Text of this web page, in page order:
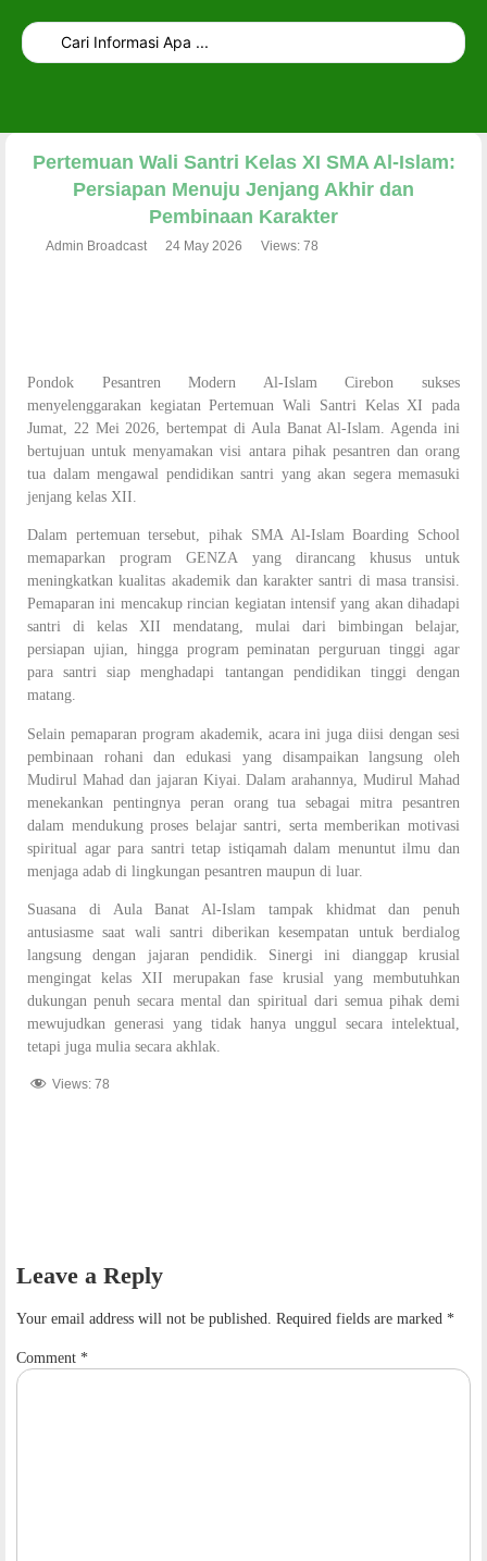
Pertemuan Wali Santri Kelas XI SMA Al-Islam:
Persiapan Menuju Jenjang Akhir dan
Pembinaan Karakter
Admin Broadcast 24 May 2026 Views: 78
Pondok Pesantren Modern Al-Islam Cirebon sukses
menyelenggarakan kegiatan Pertemuan Wali Santri Kelas XI pada
Jumat, 22 Mei 2026, bertempat di Aula Banat Al-Islam. Agenda ini
bertujuan untuk menyamakan visi antara pihak pesantren dan orang
tua dalam mengawal pendidikan santri yang akan segera memasuki
jenjang kelas XII.
Dalam pertemuan tersebut, pihak SMA Al-Islam Boarding School
memaparkan program GENZA yang dirancang khusus untuk
meningkatkan kualitas akademik dan karakter santri di masa transisi.
Pemaparan ini mencakup rincian kegiatan intensif yang akan dihadapi
santri di kelas XII mendatang, mulai dari bimbingan belajar,
persiapan ujian, hingga program peminatan perguruan tinggi agar
para santri siap menghadapi tantangan pendidikan tinggi dengan
matang.
Selain pemaparan program akademik, acara ini juga diisi dengan sesi
pembinaan rohani dan edukasi yang disampaikan langsung oleh
Mudirul Mahad dan jajaran Kiyai. Dalam arahannya, Mudirul Mahad
menekankan pentingnya peran orang tua sebagai mitra pesantren
dalam mendukung proses belajar santri, serta memberikan motivasi
spiritual agar para santri tetap istiqamah dalam menuntut ilmu dan
menjaga adab di lingkungan pesantren maupun di luar.
Suasana di Aula Banat Al-Islam tampak khidmat dan penuh
antusiasme saat wali santri diberikan kesempatan untuk berdialog
langsung dengan jajaran pendidik. Sinergi ini dianggap krusial
mengingat kelas XII merupakan fase krusial yang membutuhkan
dukungan penuh secara mental dan spiritual dari semua pihak demi
mewujudkan generasi yang tidak hanya unggul secara intelektual,
tetapi juga mulia secara akhlak.
Views: 78
Leave a Reply
Your email address will not be published. Required fields are marked *
Comment *